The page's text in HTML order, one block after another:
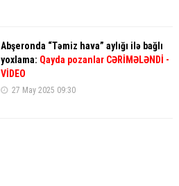
Abşeronda “Təmiz hava” aylığı ilə bağlı
yoxlama: Qayda pozanlar CƏRİMƏLƏNDİ -
VİDEO
27 May 2025 09:30